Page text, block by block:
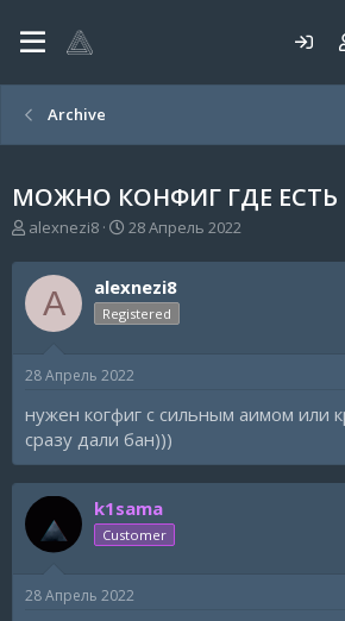
Archive
МОЖНО КОНФИГ ГДЕ ЕСТЬ
А
т
о
р
т
м
alexnezi8
Д
т
а
н
а
а
28 Апрель 2022
A alexnezi8
Registered
28 Апрель 2022
нужен когфиг с сильным аимом или
сразу дали бан)))
k1sama
Customer
28 Апрель 2022